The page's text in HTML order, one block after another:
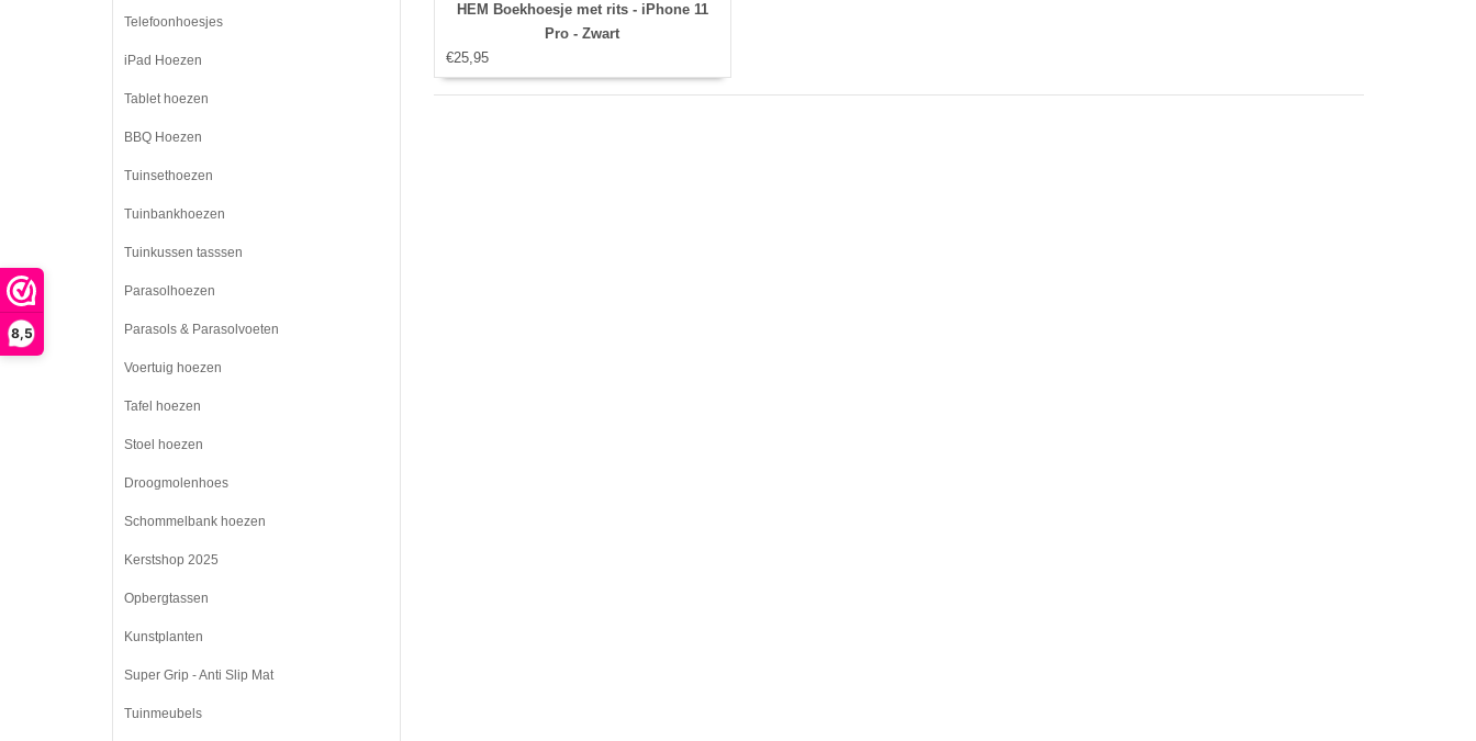
8,5
HEM Boekhoesje met rits - iPhone 11
Pro - Zwart
€25,95
Telefoonhoesjes
iPad Hoezen
Tablet hoezen
BBQ Hoezen
Tuinsethoezen
Tuinbankhoezen
Tuinkussen tasssen
Parasolhoezen
Parasols & Parasolvoeten
Voertuig hoezen
Tafel hoezen
Stoel hoezen
Droogmolenhoes
Schommelbank hoezen
Kerstshop 2025
Opbergtassen
Kunstplanten
Super Grip - Anti Slip Mat
Tuinmeubels